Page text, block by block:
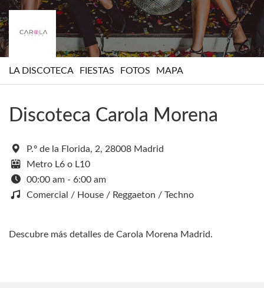
LA DISCOTECA FIESTAS FOTOS MAPA
Discoteca Carola Morena
P.º de la Florida, 2, 28008 Madrid
Metro L6 o L10
00:00 am - 6:00 am
Comercial / House / Reggaeton / Techno
Descubre más detalles de Carola Morena Madrid.